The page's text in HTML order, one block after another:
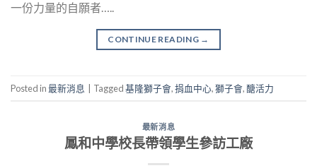
一份力量的自願者…..
CONTINUE READING →
Posted in最新消息 Tagged基隆獅子會,捐血中心,獅子會,醣活力
最新消息
鳳和中學校長帶領學生參訪工廠